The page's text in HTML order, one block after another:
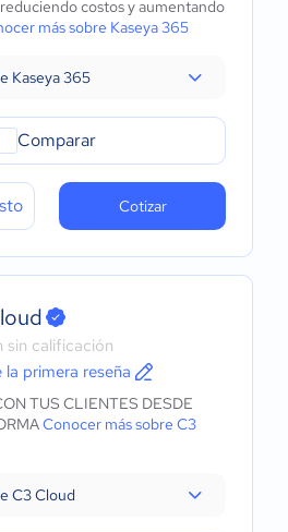
costos y aumentando
más sobre Kaseya 365
Kaseya 365
Comparar
Cotizar
sin calificación
la primera reseña
TUS CLIENTES DESDE
Conocer más sobre C3
C3 Cloud